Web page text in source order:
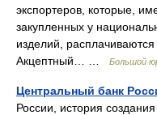
экспортеров, которые,
закупленных у
изделий,
Акцептный… …
Большой
Центральный банк
России, история